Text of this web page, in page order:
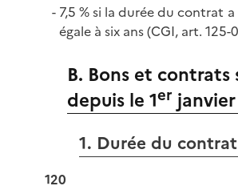
7,5 % si la durée du contrat
égale à six ans (CGI, art. 125-
B. Bons et contrats
depuis le 1er
1. Durée du contrat
120